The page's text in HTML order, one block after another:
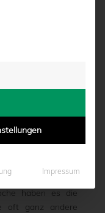
- 14:33
für den SC
haben es die
oft ganz andere
für die eine
Impressum